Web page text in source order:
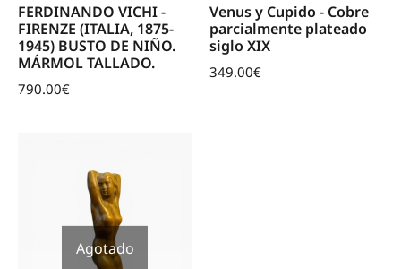
FERDINANDO VICHI -
FIRENZE (ITALIA, 1875-
1945) BUSTO DE NIÑO.
MÁRMOL TALLADO.
790.00€
Venus y Cupido - Cobre
parcialmente plateado
siglo XIX
349.00€
Agotado